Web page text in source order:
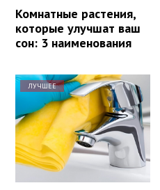
Комнатные растения,
которые улучшат ваш
сон: 3 наименования
ЛУЧШЕЕ